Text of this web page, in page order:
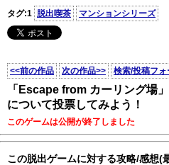
タグ:1 脱出喫茶 マンションシリーズ
<<前の作品 次の作品>> 検索/投稿フォ
「Escape from カーリング場
について投票してみよう！
このゲームは公開が終了しました
この脱出ゲームに対する攻略/感想(